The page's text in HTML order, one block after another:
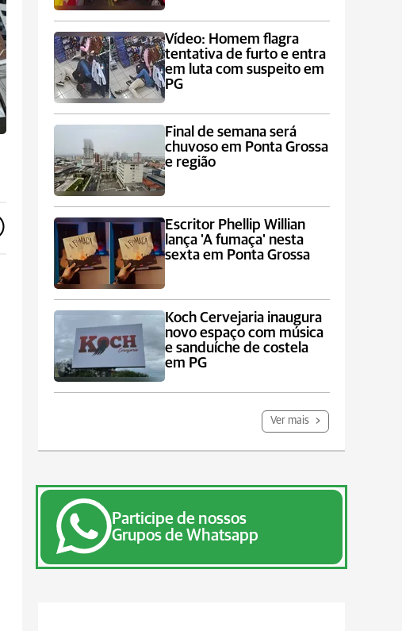
Vídeo: Homem flagra
tentativa de furto e entra
em luta com suspeito em
PG
Final de semana será
chuvoso em Ponta Grossa
e região
Escritor Phellip Willian
lança 'A fumaça' nesta
sexta em Ponta Grossa
Koch Cervejaria inaugura
novo espaço com música
e sanduíche de costela
em PG
Ver mais
Participe de nossos
Grupos de Whatsapp